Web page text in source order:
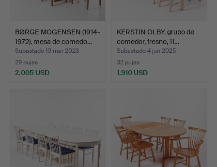
BØRGE MOGENSEN (1914-
1972). mesa de comedo…
Subastado 10 mar 2023
29 pujas
2.005 USD
KERSTIN OLBY. grupo de
comedor, fresno, 11…
Subastado 4 jun 2025
32 pujas
1.910 USD